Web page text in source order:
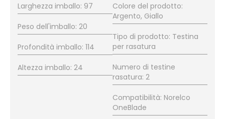
Larghezza imballo: 97
Peso dell'imballo: 20
Profondità imballo: 114
Altezza imballo: 24
Colore del prodotto:
Argento, Giallo
Tipo di prodotto: Testina
per rasatura
Numero di testine
rasatura: 2
Compatibilità: Norelco
OneBlade